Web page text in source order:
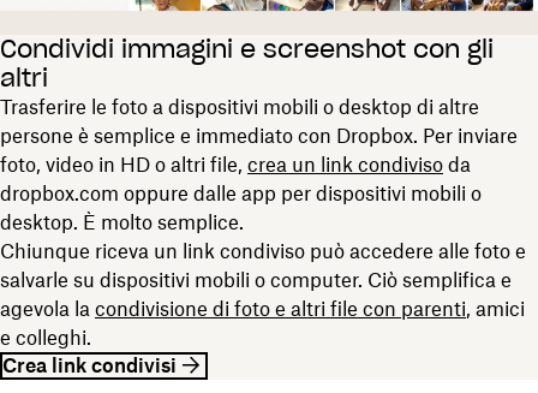
Condividi immagini e screenshot con gli
altri
Trasferire le foto a dispositivi mobili o desktop di altre
persone è semplice e immediato con Dropbox. Per inviare
foto, video in HD o altri file, crea un link condiviso da
dropbox.com oppure dalle app per dispositivi mobili o
desktop. È molto semplice.
Chiunque riceva un link condiviso può accedere alle foto e
salvarle su dispositivi mobili o computer. Ciò semplifica e
agevola la condivisione di foto e altri file con parenti, amici
e colleghi.
Crea link condivisi